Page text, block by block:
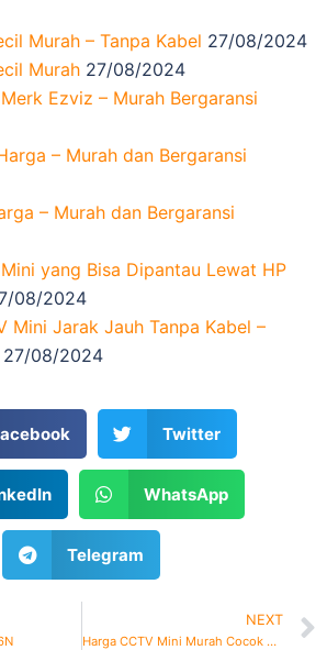
Murah – Tanpa Kabel 27/08/2024
Murah 27/08/2024
Ezviz – Murah Bergaransi
– Murah dan Bergaransi
– Murah dan Bergaransi
yang Bisa Dipantau Lewat HP
08/2024
Mini Jarak Jauh Tanpa Kabel –
27/08/2024
Twitter
WhatsApp
Telegram
NEXT
Harga CCTV Mini Murah Cocok Dipasang untuk Rumah